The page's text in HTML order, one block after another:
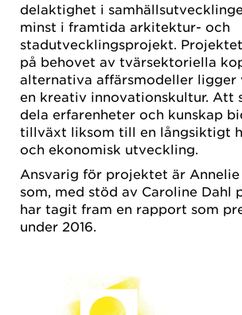
delaktighet i
minst i framtida arkitektur- och
stadutvecklingsprojekt.
på behovet av tvärsektoriella
alternativa affärsmodeller ligger
en kreativ innovationskultur. Att
dela erfarenheter och kunskap
tillväxt liksom till en långsiktigt
och ekonomisk utveckling.
Ansvarig för projektet är Annelie
som, med stöd av Caroline Dahl
har tagit fram en rapport som
under 2016.